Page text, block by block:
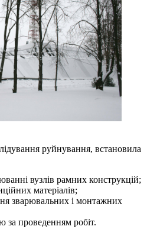
руйнування, встановила
вузлів рамних конструкцій;
матеріалів;
зварювальних і монтажних
за проведенням робіт.